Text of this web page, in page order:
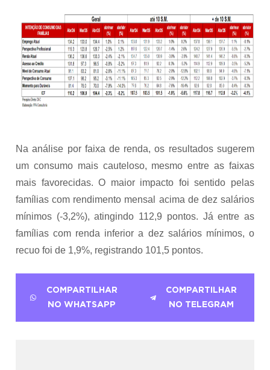
Na análise por faixa de renda, os resultados sugerem
um consumo mais cauteloso, mesmo entre as faixas
mais favorecidas. O maior impacto foi sentido pelas
famílias com rendimento mensal acima de dez salários
mínimos (-3,2%), atingindo 112,9 pontos. Já entre as
famílias com renda inferior a dez salários mínimos, o
recuo foi de 1,9%, registrando 101,5 pontos.
COMPARTILHAR
NO WHATSAPP
COMPARTILHAR
NO TELEGRAM